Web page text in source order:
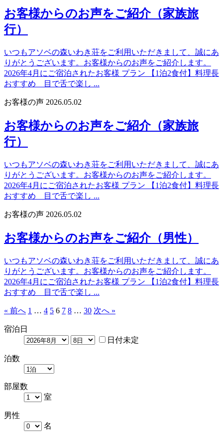
お客様からのお声をご紹介（家族旅
行）
いつもアソベの森いわき荘をご利用いただきまして、誠にあ
りがとうございます。お客様からのお声をご紹介します。
2026年4月にご宿泊されたお客様 プラン 【1泊2食付】料理長
おすすめ 目で舌で楽し ...
お客様の声 2026.05.02
お客様からのお声をご紹介（家族旅
行）
いつもアソベの森いわき荘をご利用いただきまして、誠にあ
りがとうございます。お客様からのお声をご紹介します。
2026年4月にご宿泊されたお客様 プラン 【1泊2食付】料理長
おすすめ 目で舌で楽し ...
お客様の声 2026.05.02
お客様からのお声をご紹介（男性）
いつもアソベの森いわき荘をご利用いただきまして、誠にあ
りがとうございます。お客様からのお声をご紹介します。
2026年4月にご宿泊されたお客様 プラン 【1泊2食付】料理長
おすすめ 目で舌で楽し ...
« 前へ 1 … 4 5 6 7 8 … 30 次へ »
宿泊日
日付未定
泊数
部屋数
室
男性
名